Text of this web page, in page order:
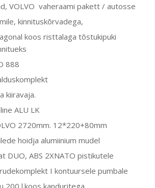
VOLVO vaheraami pakett / autosse
kinnituskõrvadega,
koos risttalaga tõstukipuki
888
kiiravaja.
ALU LK
2720mm. 12*220+80mm
hoidja alumiinium mudel
DUO, ABS 2XNATO pistikutele
I kontuursele pumbale